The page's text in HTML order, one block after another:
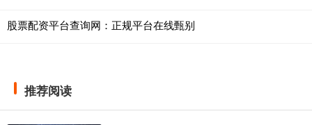
股票配资平台查询网：正规平台在线甄别
推荐阅读